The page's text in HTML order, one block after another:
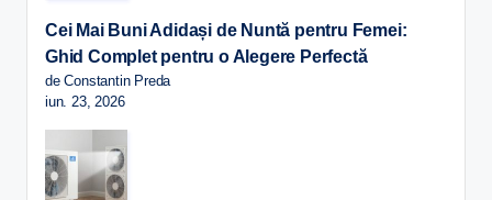
Cei Mai Buni Adidași de Nuntă pentru Femei:
Ghid Complet pentru o Alegere Perfectă
de Constantin Preda
iun. 23, 2026